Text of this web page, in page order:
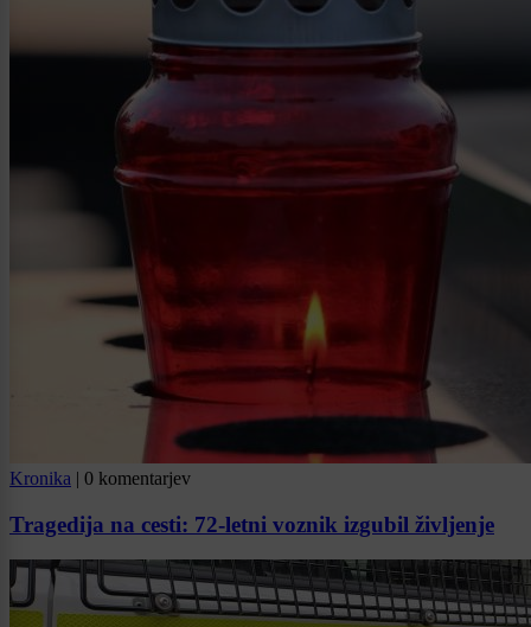
Kronika | 0 komentarjev
Tragedija na cesti: 72-letni voznik izgubil življenje